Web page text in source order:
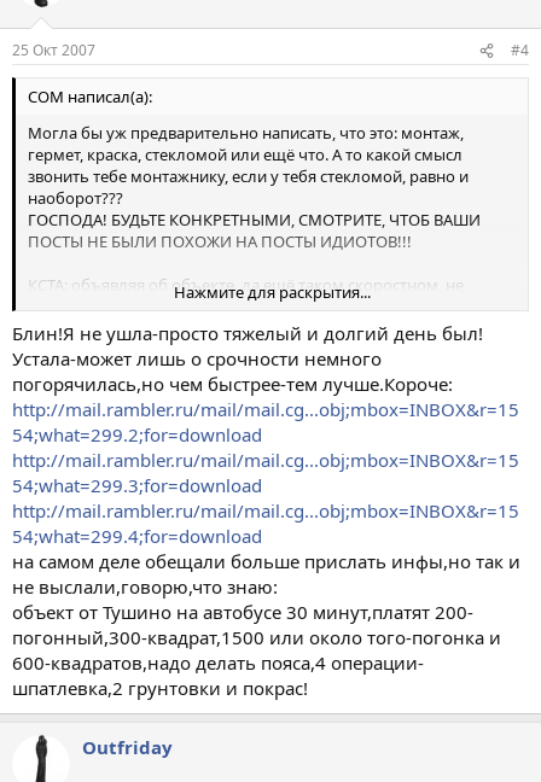
25 Окт 2007 #4
COM написал(а):
Могла бы уж предварительно написать, что это: монтаж,
гермет, краска, стекломой или ещё что. А то какой смысл
звонить тебе монтажнику, если у тебя стекломой, равно и
наоборот???
ГОСПОДА! БУДЬТЕ КОНКРЕТНЫМИ, СМОТРИТЕ, ЧТОБ ВАШИ
ПОСТЫ НЕ БЫЛИ ПОХОЖИ НА ПОСТЫ ИДИОТОВ!!!
КСТА: объявляя об объекте, да ещё таком скоростном, не
забываем указывать и денежку.
А то в нашей стране вечно так - работа срочно, деньги - ...
когда-то потом и не поймёшь, какие.
Нажмите для раскрытия...
Блин!Я не ушла-просто тяжелый и долгий день был!
Устала-может лишь о срочности немного
погорячилась,но чем быстрее-тем лучше.Короче:
http://mail.rambler.ru/mail/mail.cg...obj;mbox=INBOX&r=15
54;what=299.2;for=download
http://mail.rambler.ru/mail/mail.cg...obj;mbox=INBOX&r=15
54;what=299.3;for=download
http://mail.rambler.ru/mail/mail.cg...obj;mbox=INBOX&r=15
54;what=299.4;for=download
на самом деле обещали больше прислать инфы,но так и
не выслали,говорю,что знаю:
объект от Тушино на автобусе 30 минут,платят 200-
погонный,300-квадрат,1500 или около того-погонка и
600-квадратов,надо делать пояса,4 операции-
шпатлевка,2 грунтовки и покрас!
Outfriday